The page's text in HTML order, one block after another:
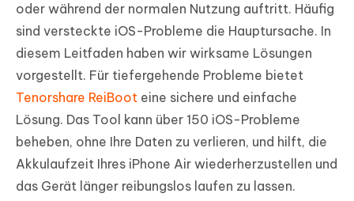
oder während der normalen Nutzung auftritt. Häufig
sind versteckte iOS-Probleme die Hauptursache. In
diesem Leitfaden haben wir wirksame Lösungen
vorgestellt. Für tiefergehende Probleme bietet
Tenorshare ReiBoot eine sichere und einfache
Lösung. Das Tool kann über 150 iOS-Probleme
beheben, ohne Ihre Daten zu verlieren, und hilft, die
Akkulaufzeit Ihres iPhone Air wiederherzustellen und
das Gerät länger reibungslos laufen zu lassen.